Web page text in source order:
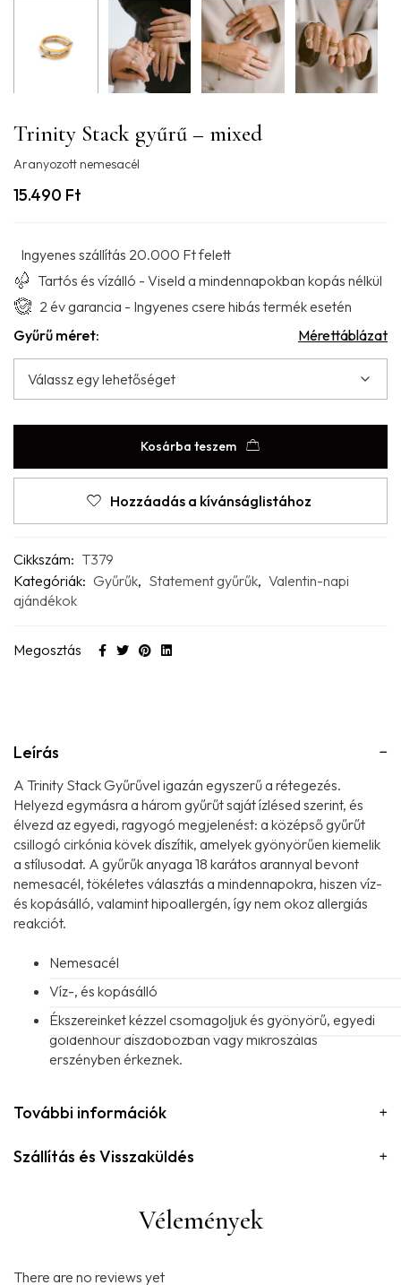
Trinity Stack gyűrű – mixed
Aranyozott nemesacél
15.490 Ft
Ingyenes szállítás 20.000 Ft felett
Tartós és vízálló - Viseld a mindennapokban kopás nélkül
2 év garancia - Ingyenes csere hibás termék esetén
Gyűrű méret:
Mérettáblázat
Kosárba teszem
Hozzáadás a kívánságlistához
Cikkszám: T379
Kategóriák: Gyűrűk, Statement gyűrűk, Valentin-napi
ajándékok
Megosztás
Leírás
A Trinity Stack Gyűrűvel igazán egyszerű a rétegezés.
Helyezd egymásra a három gyűrűt saját ízlésed szerint, és
élvezd az egyedi, ragyogó megjelenést: a középső gyűrűt
csillogó cirkónia kövek díszítik, amelyek gyönyörűen kiemelik
a stílusodat. A gyűrűk anyaga 18 karátos arannyal bevont
nemesacél, tökéletes választás a mindennapokra, hiszen víz-
és kopásálló, valamint hipoallergén, így nem okoz allergiás
reakciót.
Nemesacél
Víz-, és kopásálló
Ékszereinket kézzel csomagoljuk és gyönyörű, egyedi
goldenhour díszdobozban vagy mikroszálas
erszényben érkeznek.
További információk
Szállítás és Visszaküldés
Vélemények
There are no reviews yet